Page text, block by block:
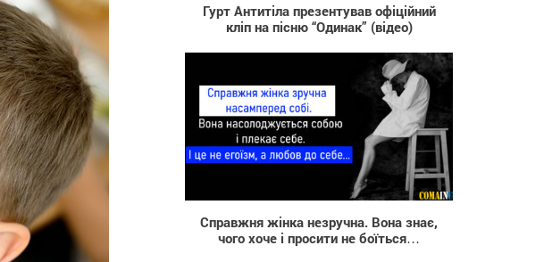
Гурт Антитіла презентував офіційний
кліп на пісню “Одинак” (відео)
998
Справжня жінка незручна. Вона знає,
чого хоче і просити не боїться…